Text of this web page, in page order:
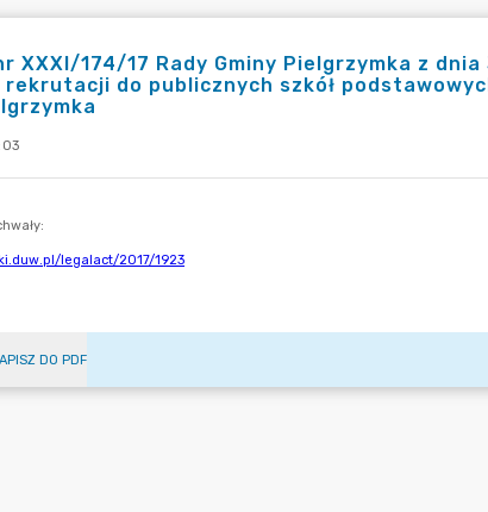
XXXI/174/17 Rady Gminy Pielgrzymka z
do publicznych szkół
DO PDF